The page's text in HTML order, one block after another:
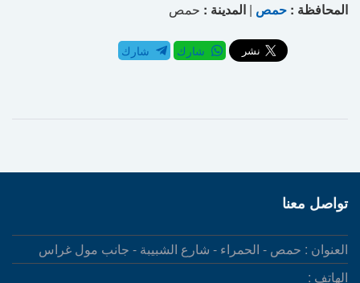
المحافظة : حمص | المدينة : حمص
شارك شارك
تواصل معنا
العنوان : حمص - الحمراء - شارع الشبيبة - جانب مول غراس
الهاتف :